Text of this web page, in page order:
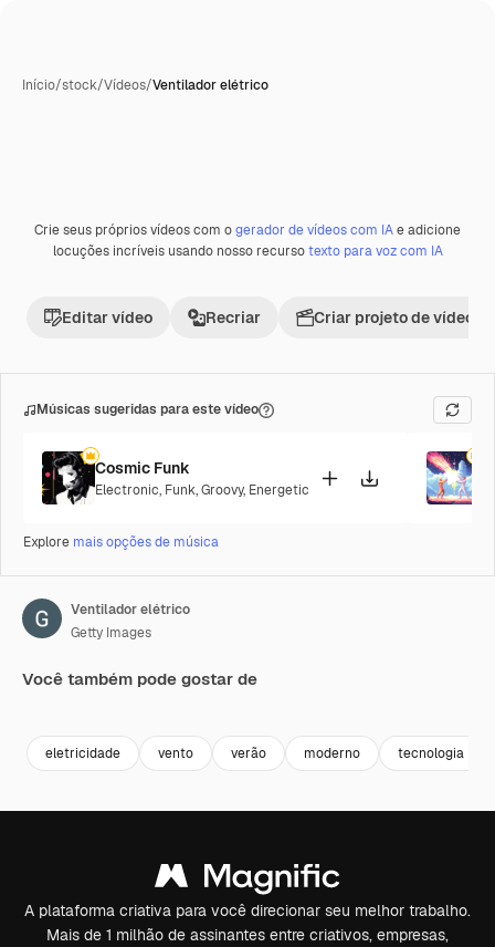
Início/stock/Vídeos/Ventilador elétrico
Premium
Crie seus próprios vídeos com ogerador de vídeos com IAe adicione
locuções incríveis usando nosso recursotexto para voz com IA
Editar vídeo Recriar Criar projeto de vídeo
Músicas sugeridas para este vídeo
Cosmic Funk
Electronic, Funk,Groovy, Energetic
Explore mais opções de música
Ventilador elétrico
Getty Images
Você também pode gostar de
eletricidade vento verão moderno tecnologia
A plataforma criativa para você direcionar seu melhor trabalho.
Mais de 1 milhão de assinantes entre criativos, empresas,